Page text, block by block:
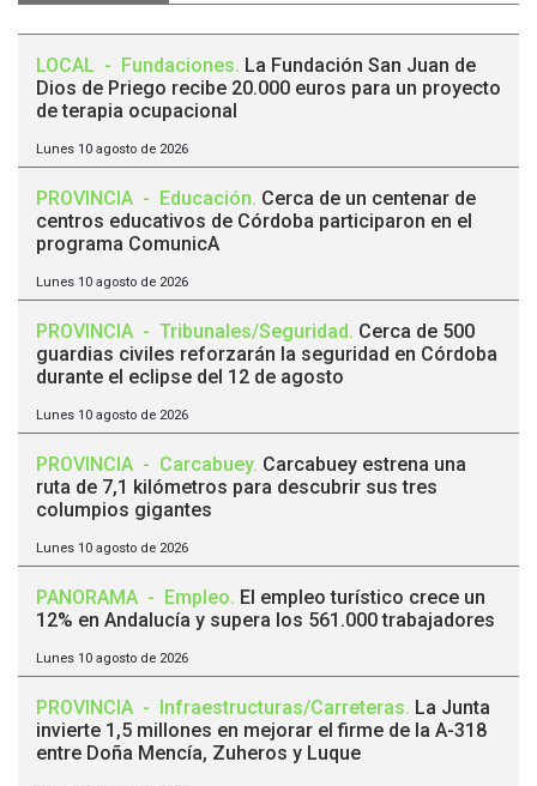
LOCAL - Fundaciones. La Fundación San Juan de
Dios de Priego recibe 20.000 euros para un proyecto
de terapia ocupacional
Lunes 10 agosto de 2026
PROVINCIA - Educación. Cerca de un centenar de
centros educativos de Córdoba participaron en el
programa ComunicA
Lunes 10 agosto de 2026
PROVINCIA - Tribunales/Seguridad. Cerca de 500
guardias civiles reforzarán la seguridad en Córdoba
durante el eclipse del 12 de agosto
Lunes 10 agosto de 2026
PROVINCIA - Carcabuey. Carcabuey estrena una
ruta de 7,1 kilómetros para descubrir sus tres
columpios gigantes
Lunes 10 agosto de 2026
PANORAMA - Empleo. El empleo turístico crece un
12% en Andalucía y supera los 561.000 trabajadores
Lunes 10 agosto de 2026
PROVINCIA - Infraestructuras/Carreteras. La Junta
invierte 1,5 millones en mejorar el firme de la A-318
entre Doña Mencía, Zuheros y Luque